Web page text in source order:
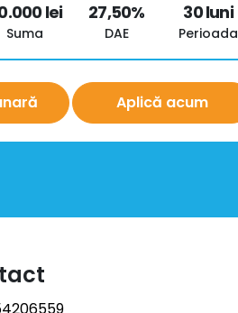
lei
Suma
27,50%
DAE
30luni
Perioada
Aplică acum